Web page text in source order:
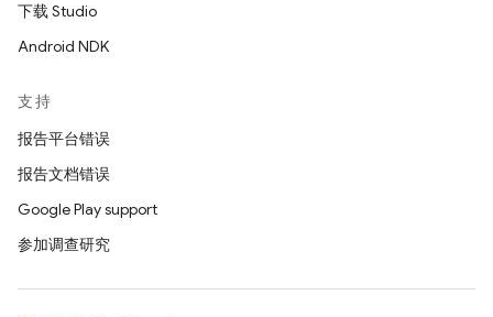
下载 Studio
Android NDK
支持
报告平台错误
报告文档错误
Google Play support
参加调查研究